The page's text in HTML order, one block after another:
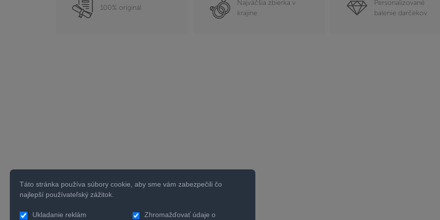
100% originál
Najväčšia zbierka v
krajine
Personalizované
balenie darčekov
Táto stránka používa súbory cookie, aby sme vám zabezpečili čo
najlepší používateľský zážitok.
Ukladanie reklám
Zhromažďovať údaje o